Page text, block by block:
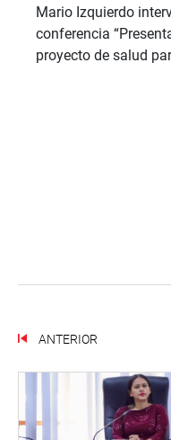
Mario Izquierdo
conferencia
proyecto de salud
ANTERIOR